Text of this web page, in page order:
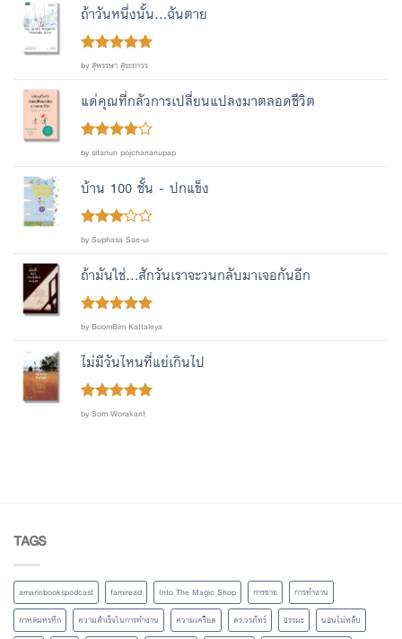
ถ้าวันหนึ่งนั้น...ฉันตาย
Rated 5out
by สุพรรษา สุระถาวร
แด่คุณที่กลัวการเปลี่ยนแปลงมาตลอดชีวิต
Rated4
by sitanun pojchananupap
บ้าน 100 ชั้น - ปกแข็ง
Rated
of 5
by Suphasa Sae-ui
ถ้ามันใช่...สักวันเราจะวนกลับมาเจอกันอีก
Rated5out
by BoomBim Kattaleya
ไม่มีวันไหนที่แย่เกินไป
Rated5out
by Som Worakant
TAGS
amarinbookspodcast famiread Into The Magic Shop การขาย
การทำงาน
กาหลมหรทึก
ความสำเร็จในการทำงาน ความเครียด ดร.วรภัทร์ ธรรมะ
นอนไม่หลับ